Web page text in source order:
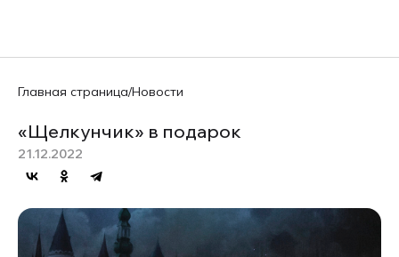
Главная страница/Новости
«Щелкунчик» в подарок
21.12.2022